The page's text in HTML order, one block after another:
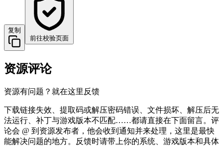
复制
前往校验页面
资源评论
资源有问题？就在这里反馈
下载链接失效、提取码或解压密码错误、文件损坏、解压后无
法运行、补丁与游戏版本不匹配……都请直接在下面留言。评
论会 @ 到资源发布者，他会收到通知并来处理，这里是最快
能解决问题的地方。反馈时请带上你的系统、游戏版本和具体